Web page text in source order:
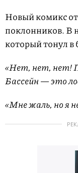
Новый комикс
поклонников. В
который тонул в
«Нет, нет, нет!
Бассейн — это
«Мне жаль, но я